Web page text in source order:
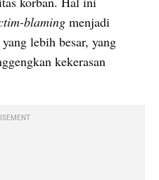
blaming menjadi
lebih besar, yang
kekerasan